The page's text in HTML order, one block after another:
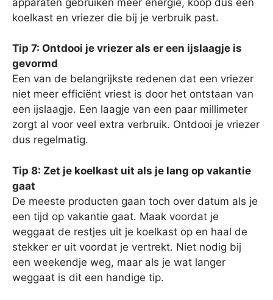
koelkast en vriezer die bij je verbruik past.
Tip 7: Ontdooi je vriezer als er een ijslaagje is
gevormd
Een van de belangrijkste redenen dat een vriezer
niet meer efficiënt vriest is door het ontstaan van
een ijslaagje. Een laagje van een paar millimeter
zorgt al voor veel extra verbruik. Ontdooi je vriezer
dus regelmatig.
Tip 8: Zet je koelkast uit als je lang op vakantie
gaat
De meeste producten gaan toch over datum als je
een tijd op vakantie gaat. Maak voordat je
weggaat de restjes uit je koelkast op en haal de
stekker er uit voordat je vertrekt. Niet nodig bij
een weekendje weg, maar als je wat langer
weggaat is dit een handige tip.